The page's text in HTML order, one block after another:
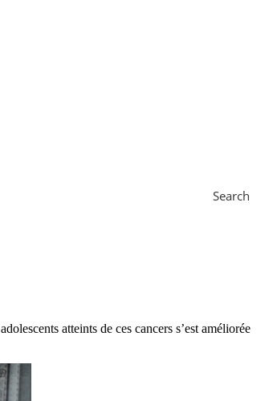
Search
atteints de ces cancers s’est améliorée